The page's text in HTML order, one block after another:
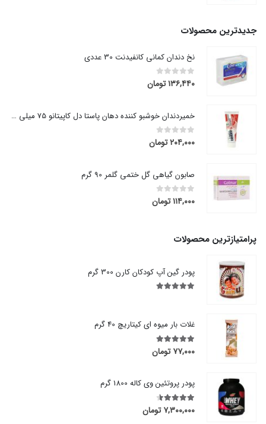
جدیدترین محصولات
نخ دندان کمانی کانفیدنت 30 عددی
0
out of 5
۱۳۶,۴۴۰تومان
خمیردندان خوشبو کننده دهان پاستا دل کاپیتانو 75 میلی لیتر
۲۰۴,۰۰۰تومان
صابون گیاهی گل ختمی گلمر 90 گرم
۱۱۴,۰۰۰تومان
پرامتیازترین محصولات
پودر گین آپ کودکان کارن 300 گرم
غلات بار میوه ای کیتاریچ 40 گرم
5.00
out of 5
۷۷,۰۰۰ تومان
پودر پروتئین وی کاله 1800 گرم
۷,۳۰۰,۰۰۰ تومان